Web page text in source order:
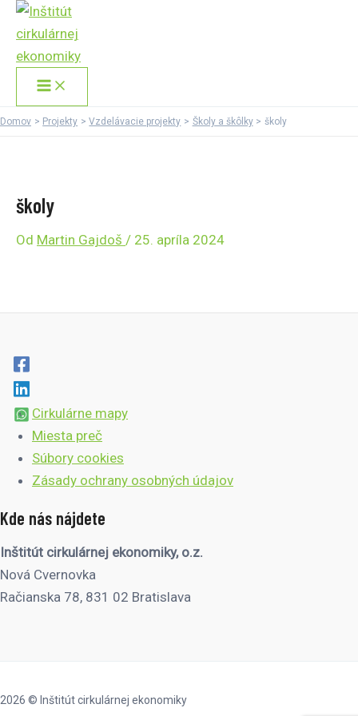
Preskočiť
obsah
Main
Menu
Domov Projekty Vzdelávacie projekty Školy a škôlky školy
školy
Od Martin Gajdoš / 25. apríla 2024
Cirkulárne mapy
Miesta preč
Súbory cookies
Zásady ochrany osobných údajov
Kde nás nájdete
Inštitút cirkulárnej ekonomiky, o.z.
Nová Cvernovka
Račianska 78, 831 02 Bratislava
2026 © Inštitút cirkulárnej ekonomiky